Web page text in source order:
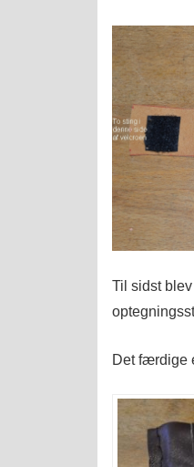
Til sidst
Det færdige